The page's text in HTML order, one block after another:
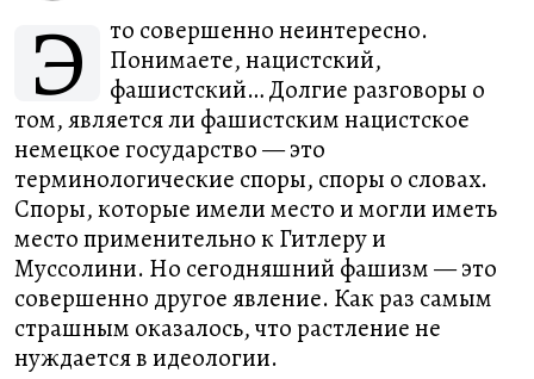
Э
то совершенно неинтересно.
Понимаете, нацистский,
фашистский… Долгие разговоры о
том, является ли фашистским нацистское
немецкое государство — это
терминологические споры, споры о словах.
Споры, которые имели место и могли иметь
место применительно к Гитлеру и
Муссолини. Но сегодняшний фашизм — это
совершенно другое явление. Как раз самым
страшным оказалось, что растление не
нуждается в идеологии.